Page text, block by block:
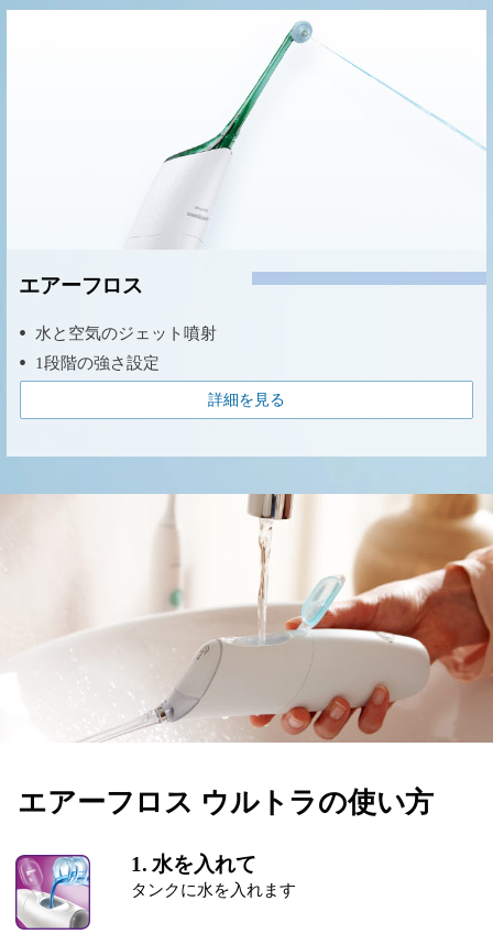
エアーフロス
水と空気のジェット噴射
1段階の強さ設定
詳細を見る
エアーフロス ウルトラの使い方
1. 水を入れて
タンクに水を入れます